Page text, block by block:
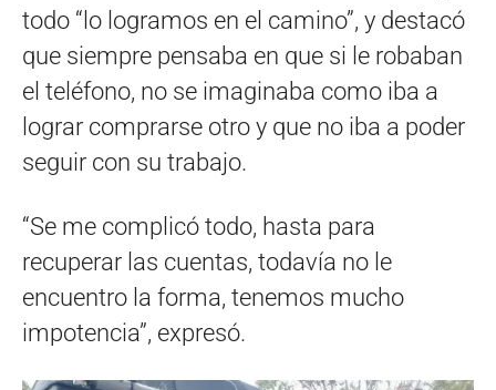
todo “lo logramos en el camino”, y destacó
que siempre pensaba en que si le robaban
el teléfono, no se imaginaba como iba a
lograr comprarse otro y que no iba a poder
seguir con su trabajo.
“Se me complicó todo, hasta para
recuperar las cuentas, todavía no le
encuentro la forma, tenemos mucho
impotencia”, expresó.